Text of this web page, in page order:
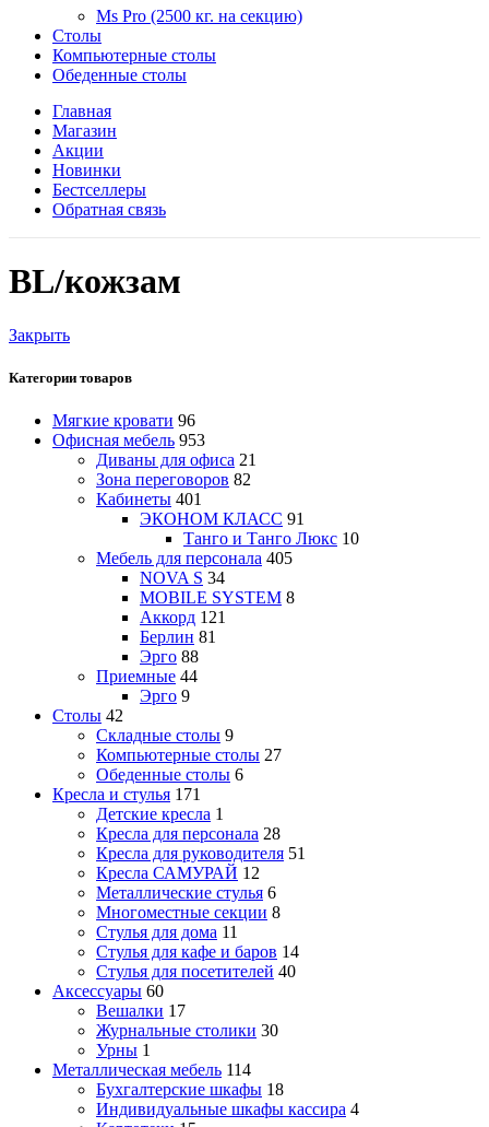
Ms Pro (2500 кг. на секцию)
Столы
Компьютерные столы
Обеденные столы
Главная
Магазин
Акции
Новинки
Бестселлеры
Обратная связь
BL/кожзам
Закрыть
Категории товаров
Мягкие кровати 96
Офисная мебель 953
Диваны для офиса 21
Зона переговоров 82
Кабинеты 401
ЭКОНОМ КЛАСС 91
Танго и Танго Люкс 10
Мебель для персонала 405
NOVA S 34
MOBILE SYSTEM 8
Аккорд 121
Берлин 81
Эрго 88
Приемные 44
Эрго 9
Столы 42
Складные столы 9
Компьютерные столы 27
Обеденные столы 6
Кресла и стулья 171
Детские кресла 1
Кресла для персонала 28
Кресла для руководителя 51
Кресла САМУРАЙ 12
Металлические стулья 6
Многоместные секции 8
Стулья для дома 11
Стулья для кафе и баров 14
Стулья для посетителей 40
Аксессуары 60
Вешалки 17
Журнальные столики 30
Урны 1
Металлическая мебель 114
Бухгалтерские шкафы 18
Индивидуальные шкафы кассира 4